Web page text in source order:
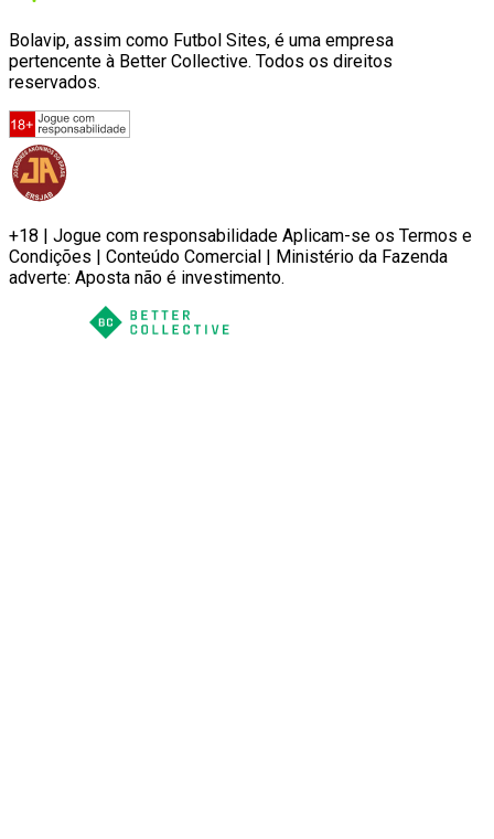
Bolavip, assim como Futbol Sites, é uma empresa
pertencente à Better Collective. Todos os direitos
reservados.
+18 | Jogue com responsabilidade Aplicam-se os Termos e
Condições | Conteúdo Comercial | Ministério da Fazenda
adverte: Aposta não é investimento.